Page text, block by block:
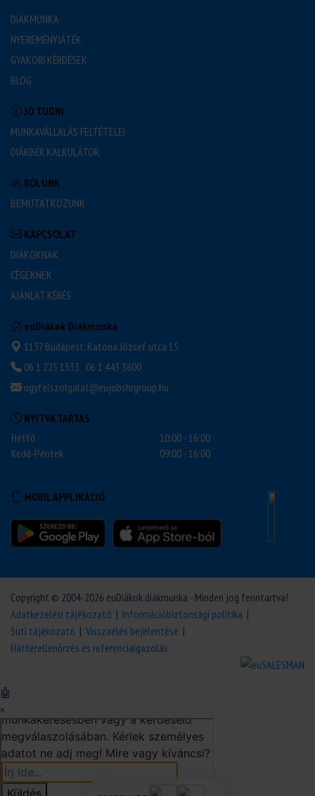
DIÁKMUNKA
NYEREMÉNYJÁTÉK
GYAKORI KÉRDÉSEK
BLOG
JÓ TUDNI
MUNKAVÁLLALÁS FELTÉTELEI
DIÁKBÉR KALKULÁTOR
RÓLUNK
BEMUTATKOZUNK
KAPCSOLAT
DIÁKOKNAK
CÉGEKNEK
AJÁNLAT KÉRÉS
euDiákok Diákmunka
1137 Budapest, Katona József utca 15.
06 1 225 1533 | 06 1 443 3800
ugyfelszolgalat@eujobshrgroup.hu
NYITVA TARTÁS
Hétfő
10:00 - 16:00
Kedd-Péntek
09:00 - 16:00
MOBIL APPLIKÁCIÓ
Copyright © 2004-2026 euDiákok diákmunka - Minden jog fenntartva!
Adatkezelési tájékozató | Információbiztonsági politika |
Süti tájékozató | Visszaélés bejelentése |
Háttérellenőrzés és referenciaigazolás
🤖
×